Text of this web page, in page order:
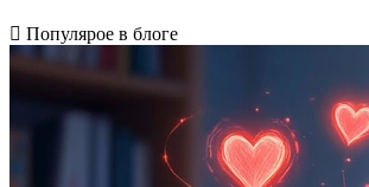
Популярое в блоге